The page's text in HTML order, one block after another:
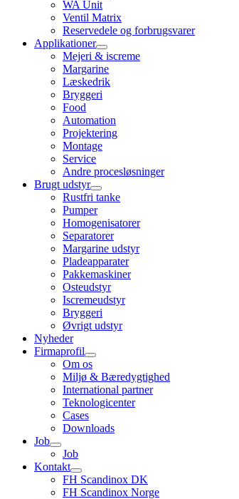
WA Unit
Ventil Matrix
Reservedele og forbrugsvarer
Applikationer
Mejeri & iscreme
Margarine
Læskedrik
Bryggeri
Food
Automation
Projektering
Montage
Service
Andre procesløsninger
Brugt udstyr
Rustfri tanke
Pumper
Homogenisatorer
Separatorer
Margarine udstyr
Pladeapparater
Pakkemaskiner
Osteudstyr
Iscremeudstyr
Bryggeri
Øvrigt udstyr
Nyheder
Firmaprofil
Om os
Miljø & Bæredygtighed
International partner
Teknologicenter
Cases
Downloads
Job
Job
Kontakt
FH Scandinox DK
FH Scandinox Norge